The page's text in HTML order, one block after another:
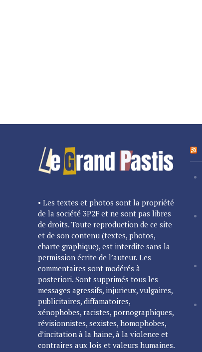
• Les textes et photos sont la propriété
de la société 3P2F et ne sont pas libres
de droits. Toute reproduction de ce site
et de son contenu (textes, photos,
charte graphique), est interdite sans la
permission écrite de l’auteur. Les
commentaires sont modérés à
posteriori. Sont supprimés tous les
messages agressifs, injurieux, vulgaires,
publicitaires, diffamatoires,
xénophobes, racistes, pornographiques,
révisionnistes, sexistes, homophobes,
d’incitation à la haine, à la violence et
contraires aux lois et valeurs humaines.